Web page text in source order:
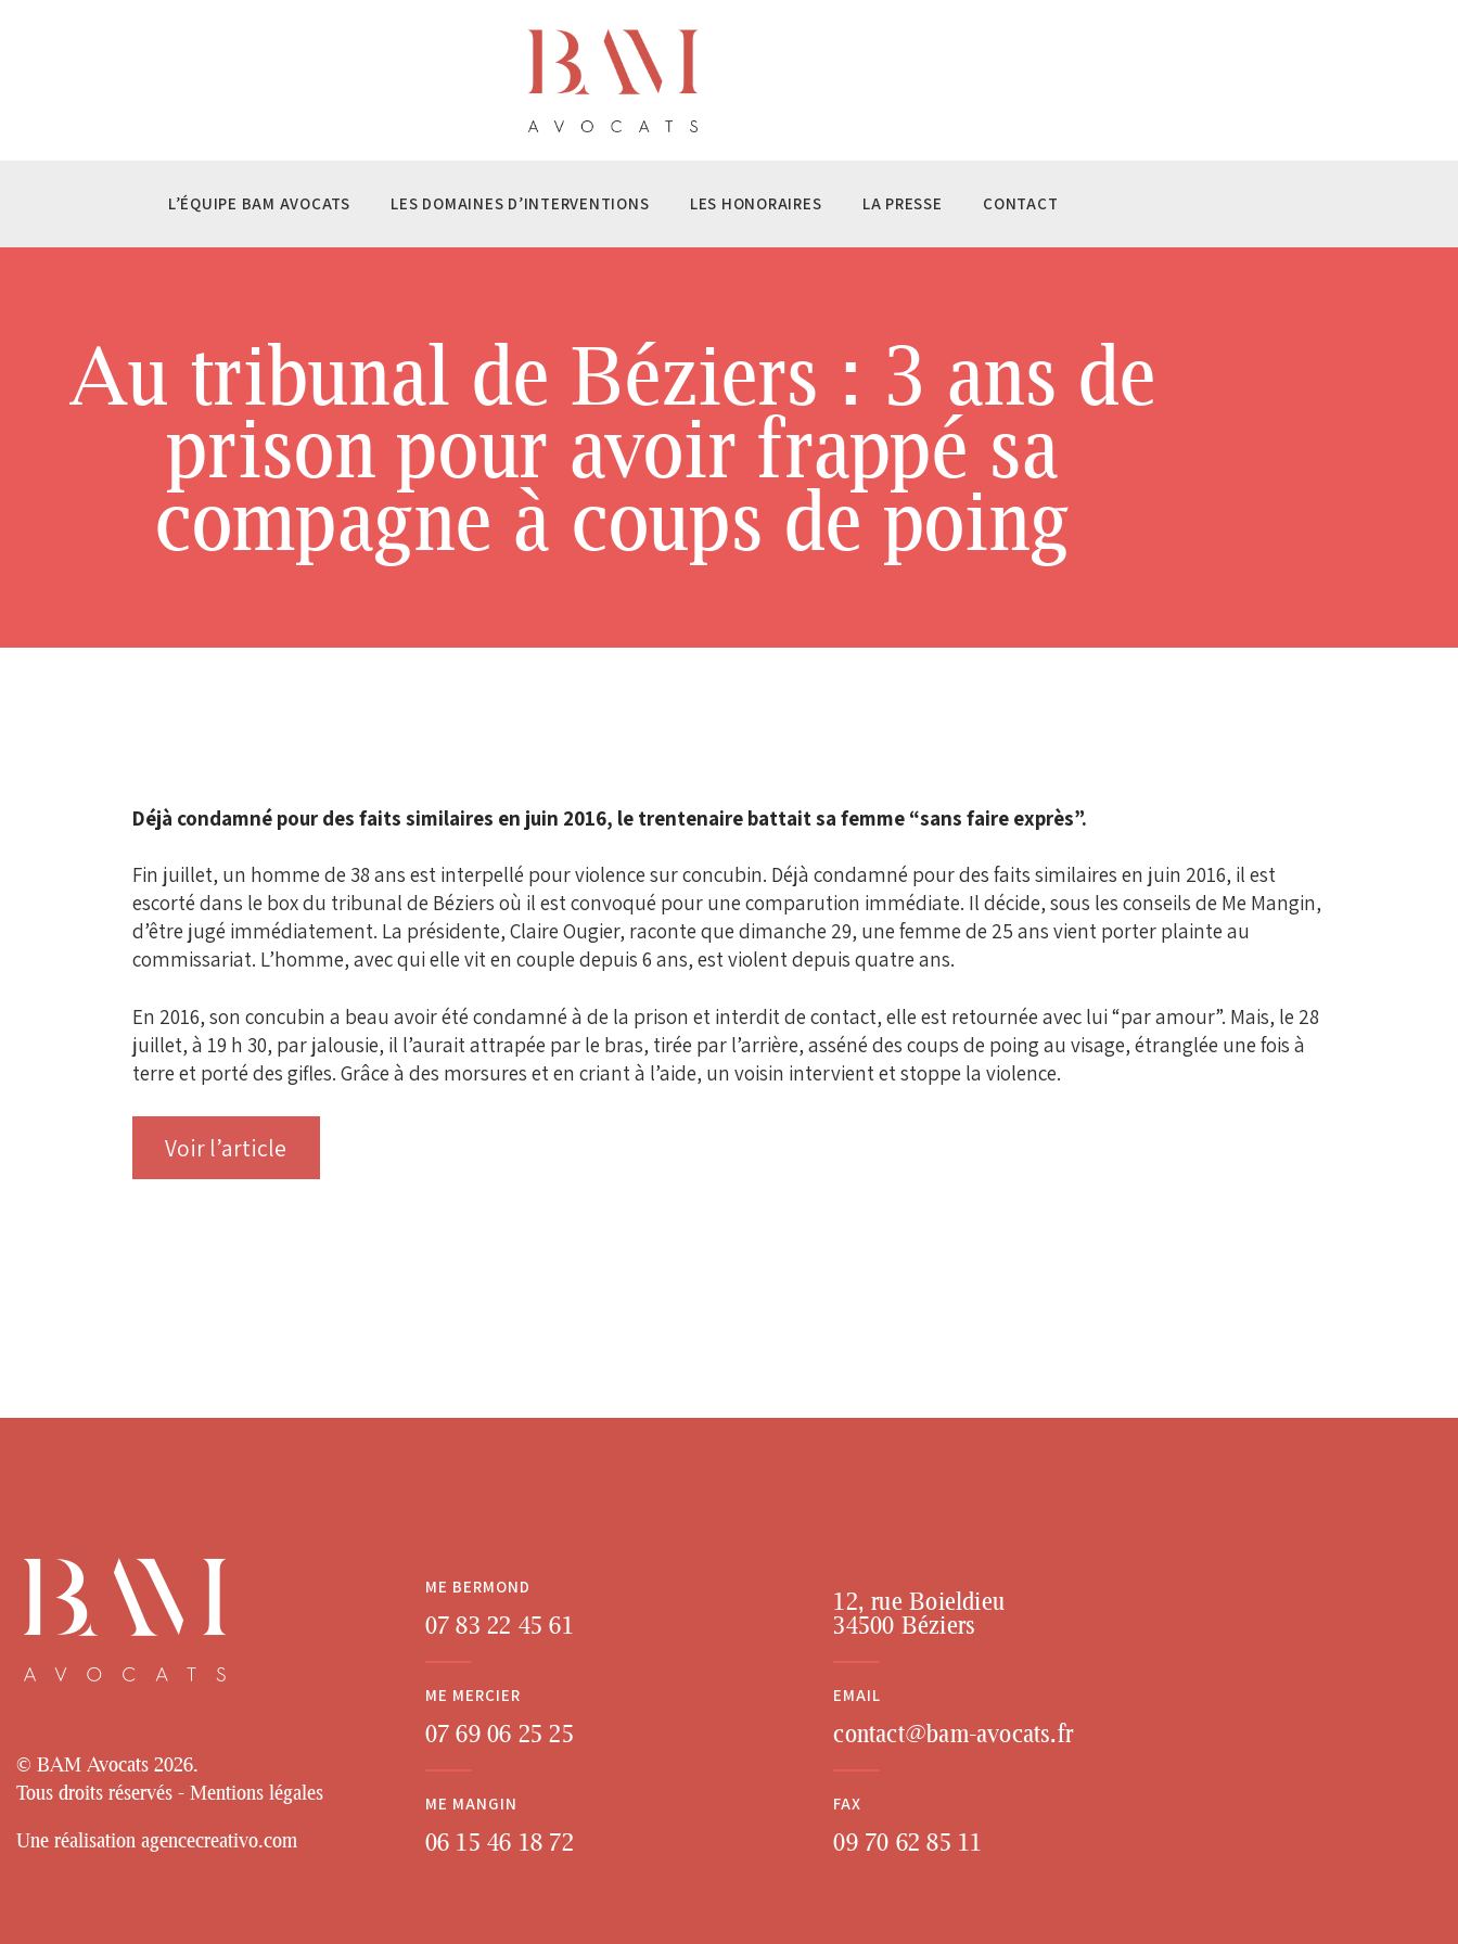
L’ÉQUIPE BAM AVOCATS LES DOMAINES D’INTERVENTIONS LES HONORAIRES LA PRESSE CONTACT
Au tribunal de Béziers : 3 ans de
prison pour avoir frappé sa
compagne à coups de poing
L’ÉQUIPE BAM AVOCATS
LES DOMAINES D’INTERVENTIONS
LES HONORAIRES
CONTACT
Déjà condamné pour des faits similaires en juin 2016, le trentenaire battait sa femme “sans faire exprès”.
Fin juillet, un homme de 38 ans est interpellé pour violence sur concubin. Déjà condamné pour des faits similaires en juin 2016, il est
escorté dans le box du tribunal de Béziers où il est convoqué pour une comparution immédiate. Il décide, sous les conseils de Me Mangin,
d’être jugé immédiatement. La présidente, Claire Ougier, raconte que dimanche 29, une femme de 25 ans vient porter plainte au
commissariat. L’homme, avec qui elle vit en couple depuis 6 ans, est violent depuis quatre ans.
En 2016, son concubin a beau avoir été condamné à de la prison et interdit de contact, elle est retournée avec lui “par amour”. Mais, le 28
juillet, à 19 h 30, par jalousie, il l’aurait attrapée par le bras, tirée par l’arrière, asséné des coups de poing au visage, étranglée une fois à
terre et porté des gifles. Grâce à des morsures et en criant à l’aide, un voisin intervient et stoppe la violence.
Voir l’article
© BAM Avocats 2026.
Tous droits réservés - Mentions légales
Une réalisation agencecreativo.com
ME BERMOND
07 83 22 45 61
ME MERCIER
07 69 06 25 25
ME MANGIN
06 15 46 18 72
12, rue Boieldieu
34500 Béziers
EMAIL
contact@bam-avocats.fr
FAX
09 70 62 85 11